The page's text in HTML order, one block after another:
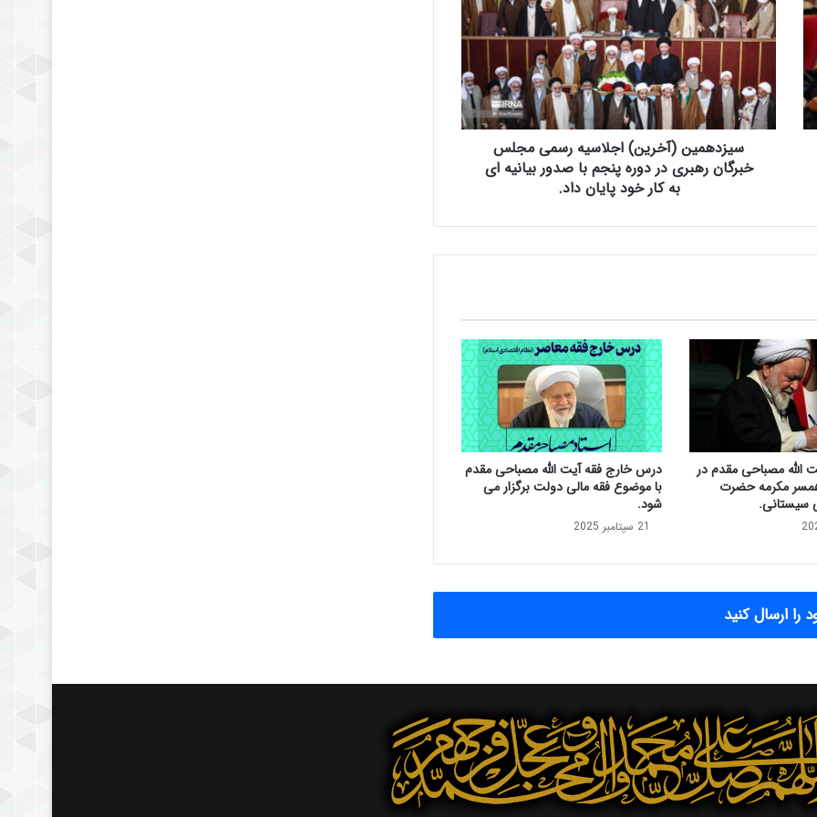
ز
د
ن
(
ن
ا
س
ی
ه
ر
س
ی
م
ج
ل
ب
ر
ه
ر
ی
د
ر
د
سیزدهمین (آخرین) اجلاسیه رسمی مجلس
خبرگان رهبری در دوره پنجم با صدور بیانیه ای
به کار خود پایان داد.
الله مصباحی مقدم در
مکرمه حضرت
سیستانی.
درس خارج فقه آیت الله مصباحی مقدم
با موضوع فقه مالی دولت برگزار می
شود.
21 سپتامبر 2025
را ارسال کنید